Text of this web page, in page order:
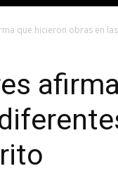
que hicieron obras en